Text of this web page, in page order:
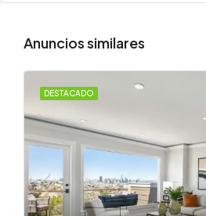
Anuncios similares
DESTACADO